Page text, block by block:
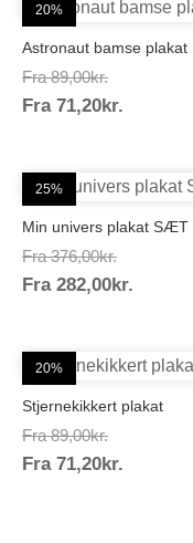
20%
Astronaut bamse plakat
Fra 89,00kr.Prisinterval:
89,00kr.
Fra 71,20kr.
25%
Min univers plakat SÆT
Fra 376,00kr.Prisinterval:
376,00kr.
Fra 282,00kr.
20%
Stjernekikkert plakat
Fra 89,00kr.Prisinterval:
89,00kr.
Fra 71,20kr.